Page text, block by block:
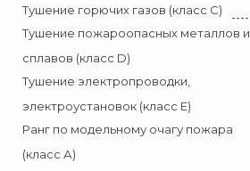
М-01.ру
Минипожарный
Неизвестный производитель
Тушение горючих газов (класс C)
Тушение пожароопасных металлов и
сплавов (класс D)
Тушение электропроводки,
электроустановок (класс E)
Ранг по модельному очагу пожара
(класс А)